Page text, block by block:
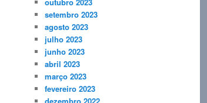
setembro 2023
agosto 2023
julho 2023
junho 2023
abril 2023
março 2023
fevereiro 2023
dezembro 2022